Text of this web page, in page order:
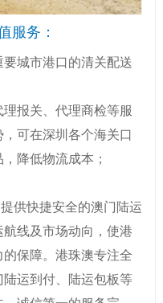
服务：
城市港口的清关配送
报关、代理商检等服
可在深圳各个海关口
降低物流成本；
供快捷安全的澳门陆运
线及市场动向，使港
保障。 港珠澳专注全
运到付、陆运包板等